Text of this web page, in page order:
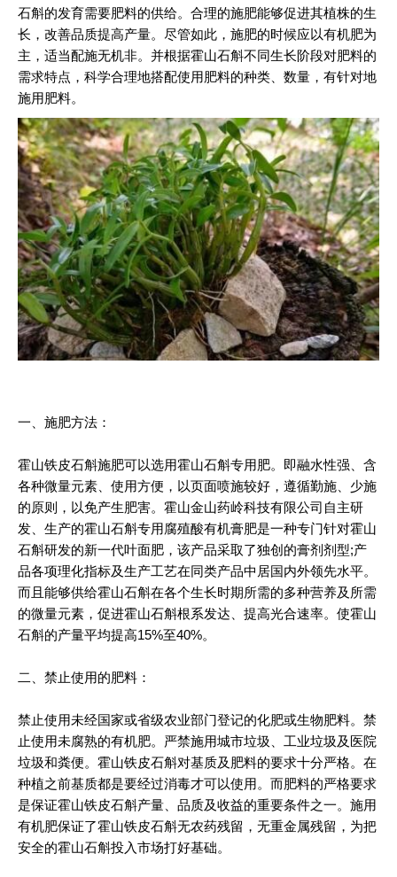
石斛的发育需要肥料的供给。合理的施肥能够促进其植株的生
长，改善品质提高产量。尽管如此，施肥的时候应以有机肥为
主，适当配施无机非。并根据霍山石斛不同生长阶段对肥料的
需求特点，科学合理地搭配使用肥料的种类、数量，有针对地
施用肥料。
一、施肥方法：
霍山铁皮石斛施肥可以选用霍山石斛专用肥。即融水性强、含
各种微量元素、使用方便，以页面喷施较好，遵循勤施、少施
的原则，以免产生肥害。霍山金山药岭科技有限公司自主研
发、生产的霍山石斛专用腐殖酸有机膏肥是一种专门针对霍山
石斛研发的新一代叶面肥，该产品采取了独创的膏剂剂型;产
品各项理化指标及生产工艺在同类产品中居国内外领先水平。
而且能够供给霍山石斛在各个生长时期所需的多种营养及所需
的微量元素，促进霍山石斛根系发达、提高光合速率。使霍山
石斛的产量平均提高15%至40%。
二、禁止使用的肥料：
禁止使用未经国家或省级农业部门登记的化肥或生物肥料。禁
止使用未腐熟的有机肥。严禁施用城市垃圾、工业垃圾及医院
垃圾和粪便。霍山铁皮石斛对基质及肥料的要求十分严格。在
种植之前基质都是要经过消毒才可以使用。而肥料的严格要求
是保证霍山铁皮石斛产量、品质及收益的重要条件之一。施用
有机肥保证了霍山铁皮石斛无农药残留，无重金属残留，为把
安全的霍山石斛投入市场打好基础。